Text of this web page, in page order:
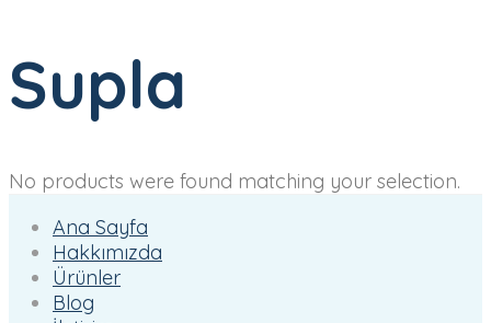
Supla
No products were found matching your selection.
Ana Sayfa
Hakkımızda
Ürünler
Blog